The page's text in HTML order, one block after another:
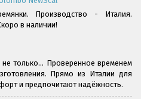
Производство - Италия.
в наличии!
только... Проверенное временем
Прямо из Италии для
и предпочитают надёжность.